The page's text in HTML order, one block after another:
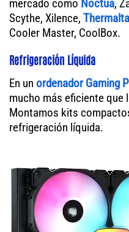
mercado como Noctua,
Scythe, Xilence,
Cooler Master, CoolBox.
Refrigeración Líquida
En un ordenador Gaming
mucho más eficiente que
Montamos kits
refrigeración líquida.